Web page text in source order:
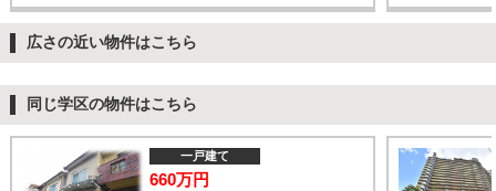
広さの近い物件はこちら
同じ学区の物件はこちら
一戸建て
660万円